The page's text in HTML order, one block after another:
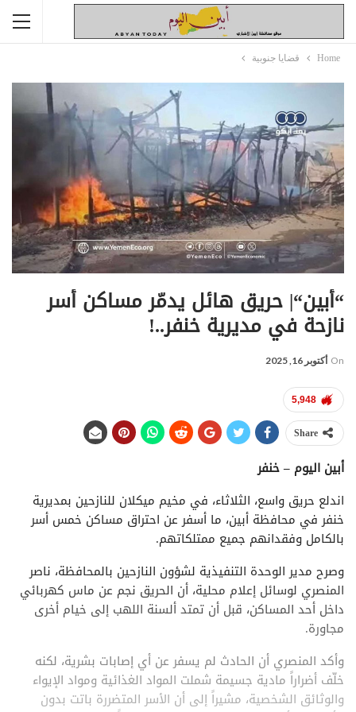
Home قضايا جنوبية
“أبين“| حريق هائل يدمّر مساكن أسر
نازحة في مديرية خنفر..!
On أكتوبر 16, 2025
5,948
Share
أبين اليوم – خنفر
اندلع حريق واسع، الثلاثاء، في مخيم ميكلان للنازحين بمديرية
خنفر في محافظة أبين، ما أسفر عن احتراق مساكن خمس أسر
بالكامل وفقدانهم جميع ممتلكاتهم.
وصرح مدير الوحدة التنفيذية لشؤون النازحين بالمحافظة، ناصر
المنصري لوسائل إعلام محلية، أن الحريق نجم عن ماس كهربائي
داخل أحد المساكن، قبل أن تمتد ألسنة اللهب إلى خيام أخرى
مجاورة.
وأكد المنصري أن الحادث لم يسفر عن أي إصابات بشرية، لكنه
خلّف أضراراً مادية جسيمة شملت المواد الغذائية ومواد الإيواء
والوثائق الشخصية، مشيراً إلى أن الأسر المتضررة باتت بدون